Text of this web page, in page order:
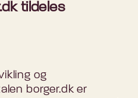
tildeles
og
borger.dk er